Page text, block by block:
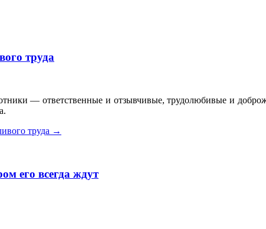
труда
— ответственные и отзывчивые, трудолюбивые и
труда →
его всегда ждут